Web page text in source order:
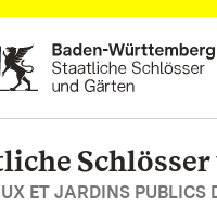
ET JARDINS PUBLICS